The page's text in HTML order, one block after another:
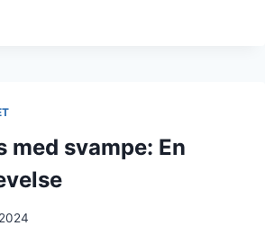
med svampe: En